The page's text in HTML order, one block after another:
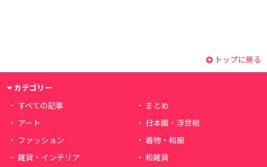
トップに戻る
カテゴリー
すべての記事
まとめ
アート
日本画・浮世絵
ファッション
着物・和服
雑貨・インテリア
和雑貨